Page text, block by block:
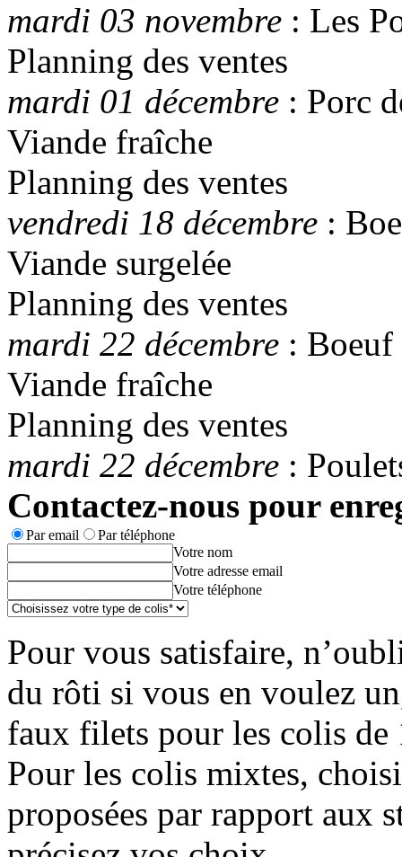
mardi 03 novembre : Les
Planning des ventes
mardi 01 décembre : Porc
Viande fraîche
Planning des ventes
vendredi 18 décembre :
Viande surgelée
Planning des ventes
mardi 22 décembre :
Viande fraîche
Planning des ventes
mardi 22 décembre :
Contactez-nous pour
Par email
Par téléphone
Votre nom
Votre adresse email
Votre téléphone
Pour vous satisfaire,
du rôti si vous en voulez
faux filets pour les colis de
Pour les colis mixtes,
proposées par rapport aux